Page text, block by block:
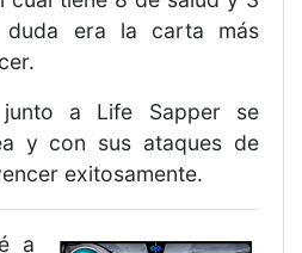
duda era la carta más
junto a Life Sapper se
y con sus ataques de
exitosamente.
a